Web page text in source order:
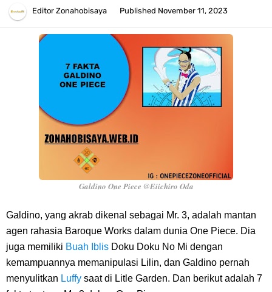
Sangat Mudah
7 Fakta Franky One Piece, Pernah Dapat Tawaran Buah Iblis Mera
Mera No Mi
Profil Anwar Hafid, Politisi Yang Mernjadi Gubernur Provinsi Sulawesi
Resep Pesmol Ikan Mas, Makanan Khas Sunda Dengan Rasa Yang
Enaknya Nagih
Arti Bendera Barbados, Negara Kepulauan Yang Terletak Di Kawasan
Karibia
Cara Daftar Danamon Mobile Banking, Mudah Banget Dan Lengkap
Editor Zonahobisaya Published November 11, 2023
Galdino One Piece @Eiichiro Oda
Galdino, yang akrab dikenal sebagai Mr. 3, adalah mantan
agen rahasia Baroque Works dalam dunia One Piece. Dia
juga memiliki Buah Iblis Doku Doku No Mi dengan
kemampuannya memanipulasi Lilin, dan Galdino pernah
menyulitkan Luffy saat di Litle Garden. Dan berikut adalah 7